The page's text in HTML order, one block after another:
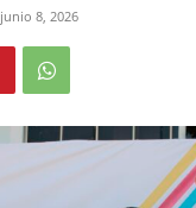
junio 8, 2026